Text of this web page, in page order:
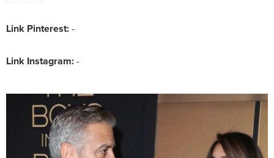
Link Pinterest:-
Link Instagram:-